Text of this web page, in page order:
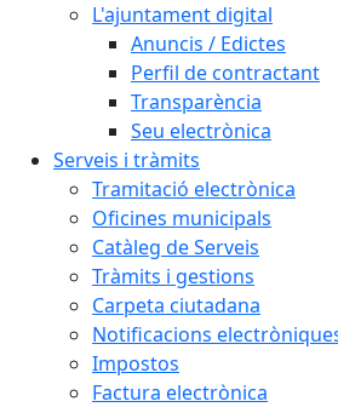
L'ajuntament digital
Anuncis / Edictes
Perfil de contractant
Transparència
Seu electrònica
Serveis i tràmits
Tramitació electrònica
Oficines municipals
Catàleg de Serveis
Tràmits i gestions
Carpeta ciutadana
Notificacions
Impostos
Factura electrònica